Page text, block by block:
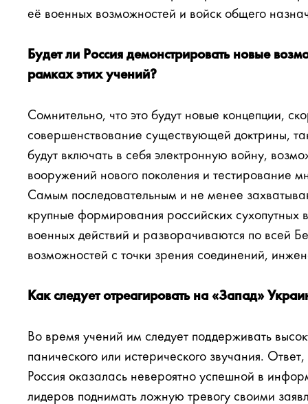
её военных возможностей и войск общего
Будет ли Россия демонстрировать новые
рамках этих учений?
Сомнительно, что это будут новые концепции,
совершенствование существующей доктрины,
будут включать в себя электронную войну,
вооружений нового поколения и тестирование
Самым последовательным и не менее
крупные формирования российских сухопутных
военных действий и разворачиваются по всей
возможностей с точки зрения соединений,
Как следует отреагировать на «Запад»
Во время учений им следует поддерживать
панического или истерического звучания.
Россия оказалась невероятно успешной в
лидеров поднимать ложную тревогу своими